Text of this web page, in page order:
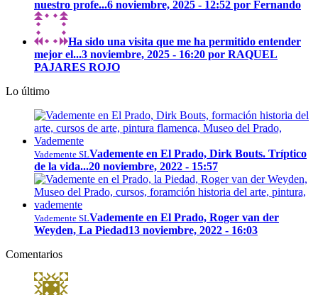
nuestro profe...6 noviembre, 2025 - 12:52 por Fernando
Ha sido una visita que me ha permitido entender
mejor el...3 noviembre, 2025 - 16:20 por RAQUEL
PAJARES ROJO
Lo último
Vademente SLVademente en El Prado, Dirk Bouts. Tríptico
de la vida...20 noviembre, 2022 - 15:57
Vademente SLVademente en El Prado, Roger van der
Weyden, La Piedad13 noviembre, 2022 - 16:03
Comentarios